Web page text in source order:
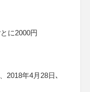
に2000円
2018年4月28日､